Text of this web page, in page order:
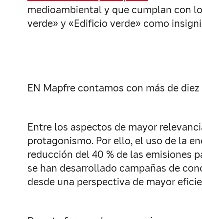
medioambiental y que cumplan con
verde» y «Edificio verde» como
EN Mapfre contamos con más de
Entre los aspectos de mayor
protagonismo. Por ello, el uso de la
reducción del 40 % de las emisiones
se han desarrollado campañas de
desde una perspectiva de mayor